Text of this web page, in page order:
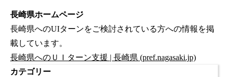
長崎県ホームページ
長崎県へのUIターンをご検討されている方への情報を掲
載しています。
長崎県へのＵＩターン支援 | 長崎県 (pref.nagasaki.jp)
カテゴリー